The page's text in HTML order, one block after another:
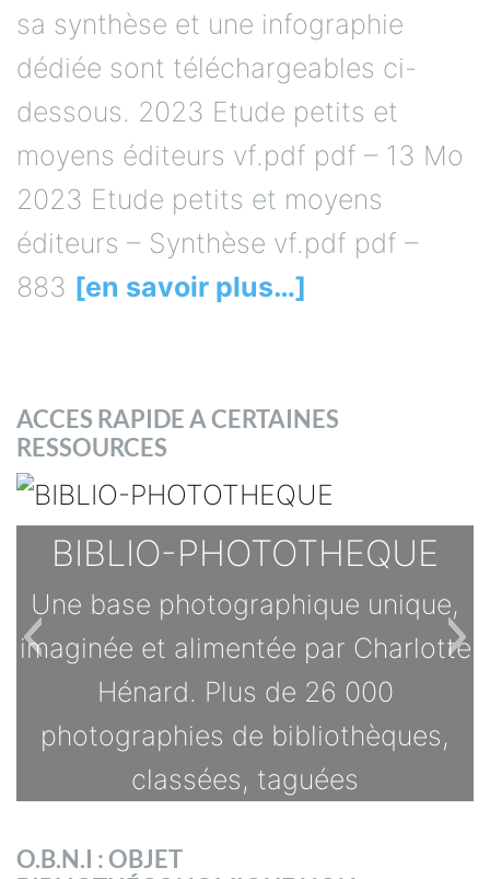
sa synthèse et une infographie
dédiée sont téléchargeables ci-
dessous. 2023 Etude petits et
moyens éditeurs vf.pdf pdf – 13 Mo
2023 Etude petits et moyens
éditeurs – Synthèse vf.pdf pdf –
883 [en savoir plus…]
ACCES RAPIDE A CERTAINES
RESSOURCES
BIBLIO-PHOTOTHEQUE
Une base photographique unique,
imaginée et alimentée par Charlotte
Hénard. Plus de 26 000
photographies de bibliothèques,
classées, taguées
TOUTES LES OFFRES
O.B.N.I : OBJET